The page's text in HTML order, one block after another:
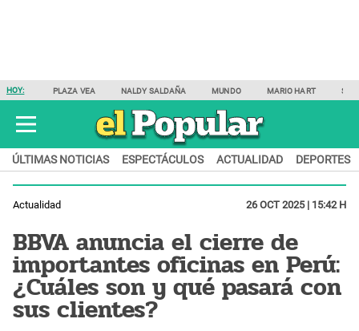
HOY: PLAZA VEA NALDY SALDAÑA MUNDO MARIO HART
ÚLTIMAS NOTICIAS ESPECTÁCULOS ACTUALIDAD DEPORTES
Actualidad 26 OCT 2025 | 15:42 H
BBVA anuncia el cierre de
importantes oficinas en Perú:
¿Cuáles son y qué pasará con
sus clientes?